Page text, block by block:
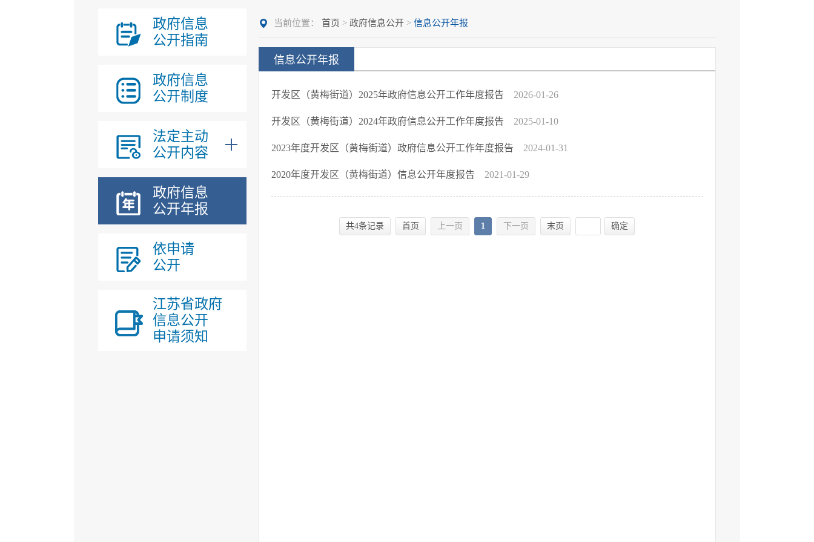
政府信息
公开指南
政府信息
公开制度
法定主动
公开内容
政府信息
公开年报
依申请
公开
江苏省政府
信息公开
申请须知
当前位置： 首页 > 政府信息公开> 信息公开年报
信息公开年报
开发区（黄梅街道）2025年政府信息公开工作年度报告 2026-01-26
开发区（黄梅街道）2024年政府信息公开工作年度报告 2025-01-10
2023年度开发区（黄梅街道）政府信息公开工作年度报告 2024-01-31
2020年度开发区（黄梅街道）信息公开年度报告 2021-01-29
共4条记录 首页 上一页 1 下一页 末页 确定